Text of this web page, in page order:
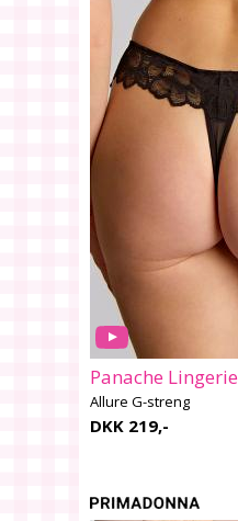
Panache Lingerie
Allure G-streng
DKK 219,-